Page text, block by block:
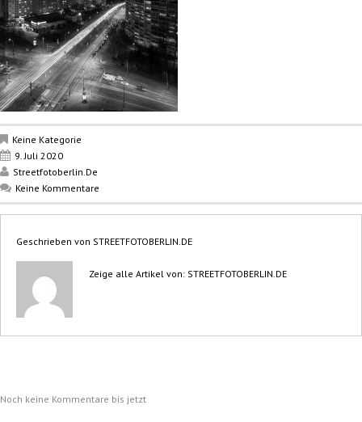
Keine Kategorie
9. Juli 2020
Streetfotoberlin.de
Keine Kommentare
Geschrieben von STREETFOTOBERLIN.DE
Zeige alle Artikel von: STREETFOTOBERLIN.DE
Noch keine Kommentare bis jetzt